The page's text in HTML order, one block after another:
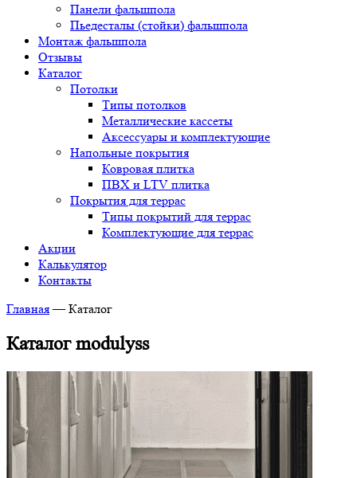
Панели фальшпола
Пьедесталы (стойки) фальшпола
Монтаж фальшпола
Отзывы
Каталог
Потолки
Типы потолков
Металлические кассеты
Аксессуары и комплектующие
Напольные покрытия
Ковровая плитка
ПВХ и LTV плитка
Покрытия для террас
Типы покрытий для террас
Комплектующие для террас
Акции
Калькулятор
Контакты
Главная — Каталог
Каталог modulyss